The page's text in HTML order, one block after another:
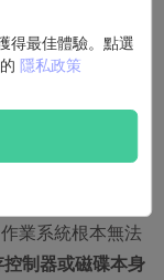
，然後重啟你
業系統根本無法
制器或磁碟本身
得最佳體驗。點選
隱私政策